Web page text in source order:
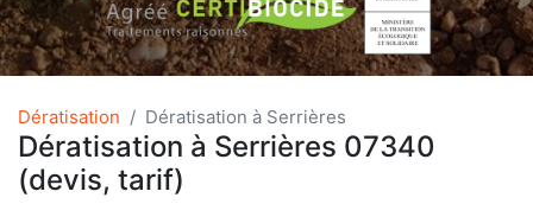
Dératisation Dératisation à Serrières
Dératisation à Serrières 07340
(devis, tarif)